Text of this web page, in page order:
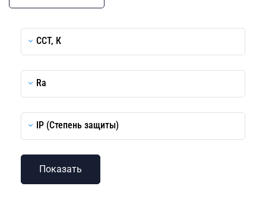
CCT, К
Ra
IP (Степень защиты)